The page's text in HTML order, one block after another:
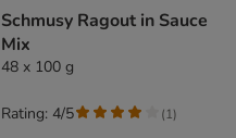
Schmusy Ragout in Sauce
Mix
48 x 100 g
Rating: 4/5 (1)